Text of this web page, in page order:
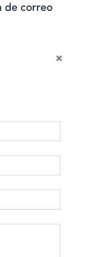
de correo